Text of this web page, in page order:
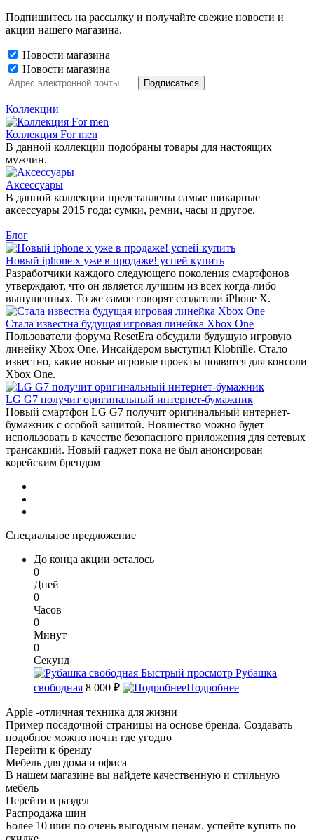
Подпишитесь на рассылку и получайте свежие новости и
акции нашего магазина.
Новости магазина
Новости магазина
Коллекции
Коллекция For men
В данной коллекции подобраны товары для настоящих
мужчин.
Аксессуары
В данной коллекции представлены самые шикарные
аксессуары 2015 года: сумки, ремни, часы и другое.
Блог
Новый iphone x уже в продаже! успей купить
Разработчики каждого следующего поколения смартфонов
утверждают, что он является лучшим из всех когда-либо
выпущенных. То же самое говорят создатели iPhone X.
Стала известна будущая игровая линейка Xbox One
Пользователи форума ResetEra обсудили будущую игровую
линейку Xbox One. Инсайдером выступил Klobrille. Стало
известно, какие новые игровые проекты появятся для консоли
Xbox One.
LG G7 получит оригинальный интернет-бумажник
Новый смартфон LG G7 получит оригинальный интернет-
бумажник с особой защитой. Новшество можно будет
использовать в качестве безопасного приложения для сетевых
трансакций. Новый гаджет пока не был анонсирован
корейским брендом
Специальное предложение
До конца акции осталось
0
Дней
0
Часов
0
Минут
0
Секунд
Быстрый просмотр Рубашка
свободная 8 000 ₽ Подробнее
Apple -отличная техника для жизни
Пример посадочной страницы на основе бренда. Создавать
подобное можно почти где угодно
Перейти к бренду
Мебель для дома и офиса
В нашем магазине вы найдете качественную и стильную
мебель
Перейти в раздел
Распродажа шин
Более 10 шин по очень выгодным ценам. успейте купить по